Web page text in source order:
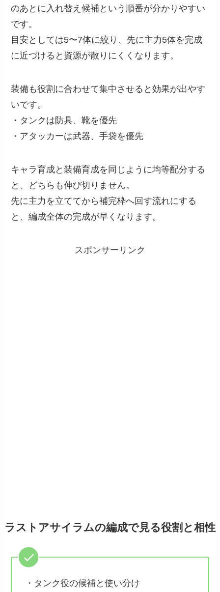
のあとに入れ替え候補という順番が分かりやすい
です。
目安としては5〜7体に絞り、先に主力5体を完成
に近づけると資源が散りにくくなります。
装備も役割に合わせて集中させると効果が出やす
いです。
・タンクは防具、靴を優先
・アタッカーは武器、手袋を優先
キャラ育成と装備育成を同じように均等配分する
と、どちらも伸び切りません。
先に主力を立ててから補完枠へ回す流れにする
と、編成全体の完成が早くなります。
スポンサーリンク
ラストアサイラムの編成で見る役割と相性
・タンク役の候補と使い分け